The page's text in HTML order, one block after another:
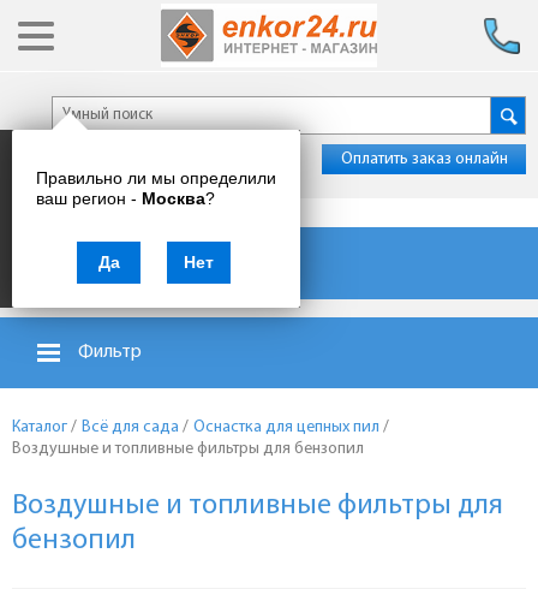
Правильно ли мы определили
ваш регион - Москва?
Да Нет
Оплатить заказ онлайн
Каталог товаров
Фильтр
Каталог / Всё для сада / Оснастка для цепных пил /
Воздушные и топливные фильтры для бензопил
Воздушные и топливные фильтры для
бензопил